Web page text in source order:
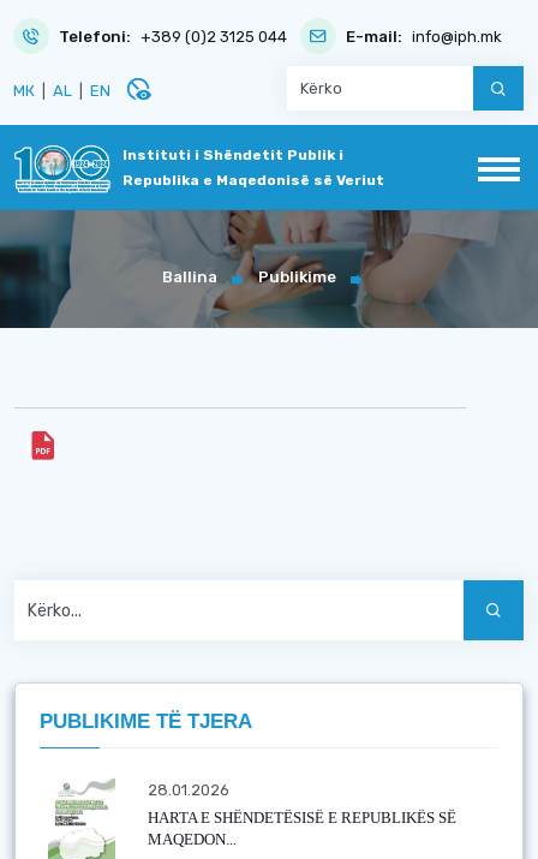
Telefoni: +389 (0)2 3125 044 E-mail: info@iph.mk
МК AL EN disabled_visible
Instituti i Shëndetit Publik i
Republika e Maqedonisë së Veriut
Ballina Publikime
PUBLIKIME TË TJERA
28.01.2026
HARTA E SHËNDETËSISË E REPUBLIKËS SË
MAQEDON...